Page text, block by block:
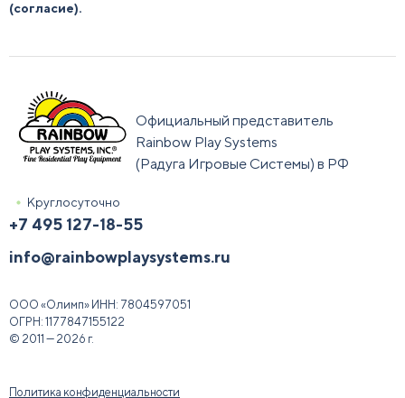
(согласие).
Официальный представитель
Rainbow Play Systems
(Радуга Игровые Системы) в РФ
Круглосуточно
+7 495 127-18-55
info@rainbowplaysystems.ru
ООО «Олимп» ИНН: 7804597051
ОГРН: 1177847155122
© 2011 — 2026 г.
Политика конфиденциальности